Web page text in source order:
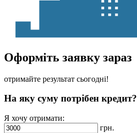
Оформіть заявку зараз
отримайте результат сьогодні!
На яку суму потрібен кредит?
Я хочу отримати:
грн.